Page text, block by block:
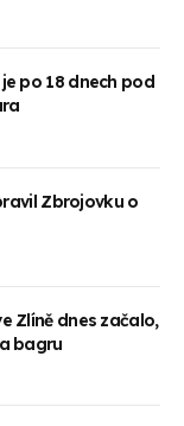
po 18 dnech pod
Zbrojovku o
Zlíně dnes začalo,
bagru